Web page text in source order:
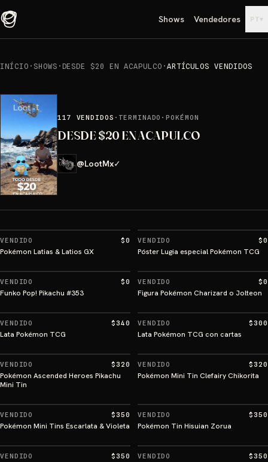
Shows Vendedores PT▾
INÍCIO · SHOWS · DESDE $20 EN ACAPULCO · ARTÍCULOS VENDIDOS
117 VENDIDOS · TERMINADO ·POKÉMON
DESDE $20 EN ACAPULCO
@LootMx✓
VENDIDO $0
Pokémon Latias & Latios GX
VENDIDO $0
Póster Lugia especial Pokémon TCG
VENDIDO $0
Funko Pop! Pikachu #353
VENDIDO $0
Figura Pokémon Charizard o Jolteon
VENDIDO $340
Lata Pokémon TCG
VENDIDO $300
Lata Pokémon TCG con cartas
VENDIDO $320
Pokémon Ascended Heroes Pikachu
Mini Tin
VENDIDO $320
Pokémon Mini Tin Clefairy Chikorita
VENDIDO $350
Pokémon Mini Tins Escarlata & Violeta
VENDIDO $350
Pokémon Tin Hisuian Zorua
VENDIDO $350 VENDIDO $350